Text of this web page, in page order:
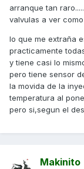
arranque tan
valvulas a ver
lo que me extraña
practicamente
y tiene casi lo
pero tiene sensor
la movida de la
temperatura al
pero si,segun el
Makinito